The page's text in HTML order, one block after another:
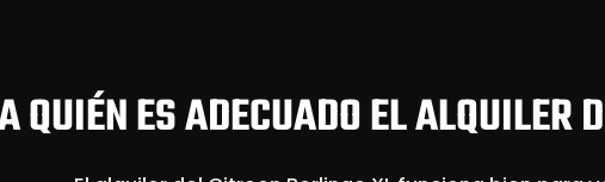
QUIÉN ES ADECUADO EL